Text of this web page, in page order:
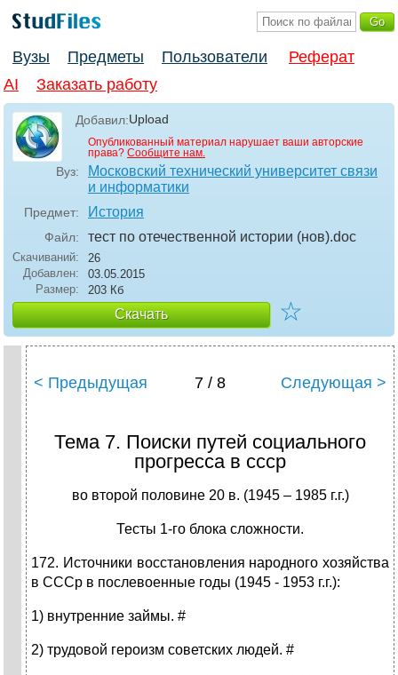
Вузы Предметы Пользователи
Реферат
AI
Заказать работу
Добавил:Upload
Опубликованный материал нарушает ваши авторские
права? Сообщите нам.
Вуз:
Московский технический университет связи
и информатики
Предмет: История
Файл: тест по отечественной истории (нов).doc
Скачиваний:
26
Добавлен:
03.05.2015
Размер:
203 Кб
Скачать ☆
< Предыдущая 7 / 8 Следующая >
Тема 7. Поиски путей социального
прогресса в ссср
во второй половине 20 в. (1945 – 1985 г.г.)
Тесты 1-го блока сложности.
172. Источники восстановления народного хозяйства
в СССр в послевоенные годы (1945 - 1953 г.г.):
1) внутренние займы. #
2) трудовой героизм советских людей. #